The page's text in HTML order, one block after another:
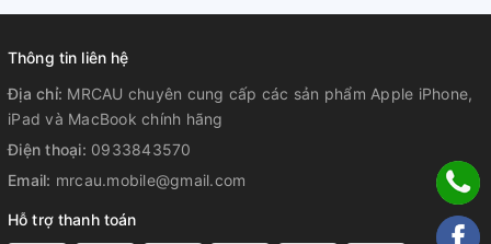
Thông tin liên hệ
Địa chỉ: MRCAU chuyên cung cấp các sản phẩm Apple iPhone,
iPad và MacBook chính hãng
Điện thoại: 0933843570
Email: mrcau.mobile@gmail.com
Hỗ trợ thanh toán